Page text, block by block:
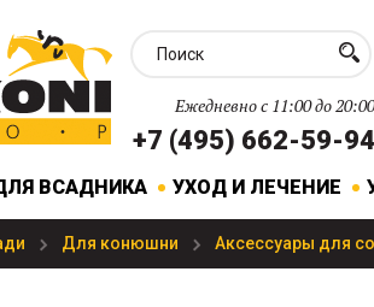
Ежедневно с 11:00 до 20:00
+7 (495) 662-59-94
ВСАДНИКА УХОД И ЛЕЧЕНИЕ
Для конюшни Аксессуары для